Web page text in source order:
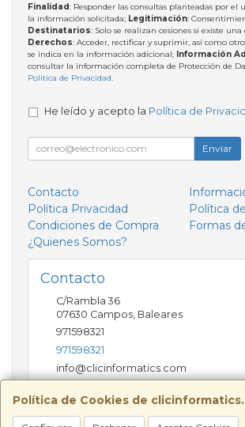
Política de Cookies de
Finalidad: Responder las consultas planteadas por el
la información solicitada; Legitimación:
Destinatarios: Solo se realizan cesiones si existe
Derechos: Acceder, rectificar y suprimir, así como
se indica en la información adicional; Información
consultar la información completa de Protección de
Política de Privacidad.
He leído y acepto la Política de
Enviar
Contacto
Política Privacidad
Política
Condiciones de Compra
Formas
¿Quienes Somos?
Contacto
C/Rambla 36
07630 Campos Baleares
971598321
971598321
info@clicinformatics.com
Horario